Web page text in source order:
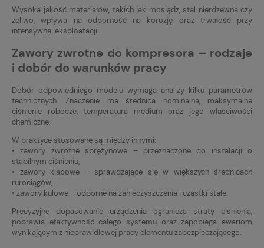
Wysoka jakość materiałów, takich jak mosiądz, stal nierdzewna czy
żeliwo, wpływa na odporność na korozję oraz trwałość przy
intensywnej eksploatacji.
Zawory zwrotne do kompresora – rodzaje
i dobór do warunków pracy
Dobór odpowiedniego modelu wymaga analizy kilku parametrów
technicznych. Znaczenie ma średnica nominalna, maksymalne
ciśnienie robocze, temperatura medium oraz jego właściwości
chemiczne.
W praktyce stosowane są między innymi:
• zawory zwrotne sprężynowe – przeznaczone do instalacji o
stabilnym ciśnieniu,
• zawory klapowe – sprawdzające się w większych średnicach
rurociągów,
• zawory kulowe – odporne na zanieczyszczenia i cząstki stałe.
Precyzyjne dopasowanie urządzenia ogranicza straty ciśnienia,
poprawia efektywność całego systemu oraz zapobiega awariom
wynikającym z nieprawidłowej pracy elementu zabezpieczającego.